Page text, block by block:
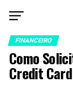
FINANCEIRO
Como
Credit